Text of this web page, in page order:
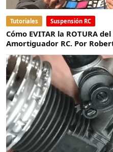
Tutoriales Suspensión RC
Cómo EVITAR la ROTURA
Amortiguador RC. Por